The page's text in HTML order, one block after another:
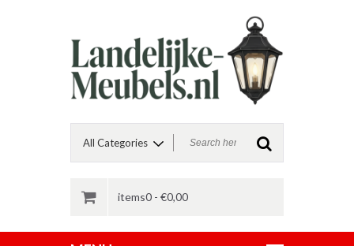
items0 - €0,00